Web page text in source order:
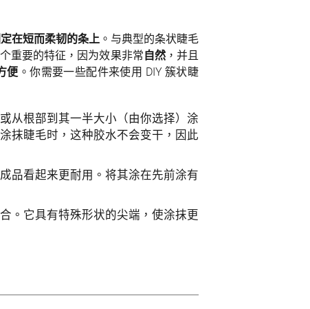
在短而柔韧的条上。与典型的条状睫毛
重要的特征，因为效果非常 自然，并且
便 。你需要一些配件来使用 DIY 簇状睫
从根部到其一半大小（由你选择）涂
抹睫毛时，这种胶水不会变干，因此
品看起来更耐用。将其涂在先前涂有
。它具有特殊形状的尖端，使涂抹更